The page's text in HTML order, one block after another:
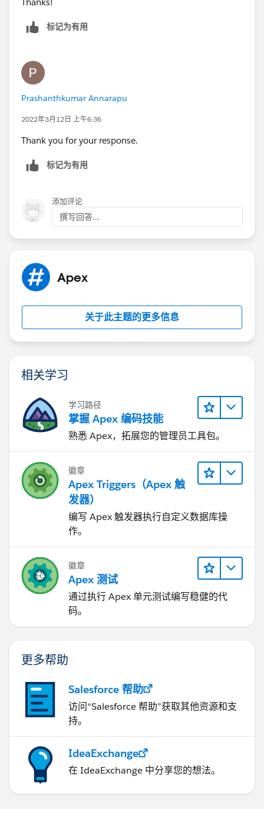
as well.标记为有用
Prashanthkumar Annarapu
2022年3月12日 上午6:36
Thank you for your response.
标记为有用
添加评论
撰写回答...
Apex
关于此主题的更多信息
相关学习
学习路径
掌握 Apex 编码技能
熟悉 Apex，拓展您的管理员工具包。
徽章
Apex Triggers（Apex 触
发器）
编写 Apex 触发器执行自定义数据库操
作。
徽章
Apex 测试
通过执行 Apex 单元测试编写稳健的代
码。
更多帮助
Salesforce 帮助
访问“Salesforce 帮助”获取其他资源和支
持。
IdeaExchange
在 IdeaExchange 中分享您的想法。